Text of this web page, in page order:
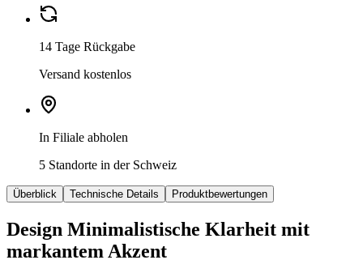
14 Tage Rückgabe
Versand kostenlos
In Filiale abholen
5 Standorte in der Schweiz
Überblick Technische Details Produktbewertungen
Design Minimalistische Klarheit mit
markantem Akzent